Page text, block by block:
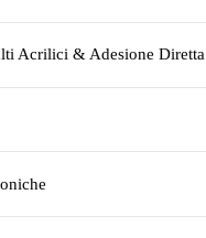
Acrilici & Adesione Diretta